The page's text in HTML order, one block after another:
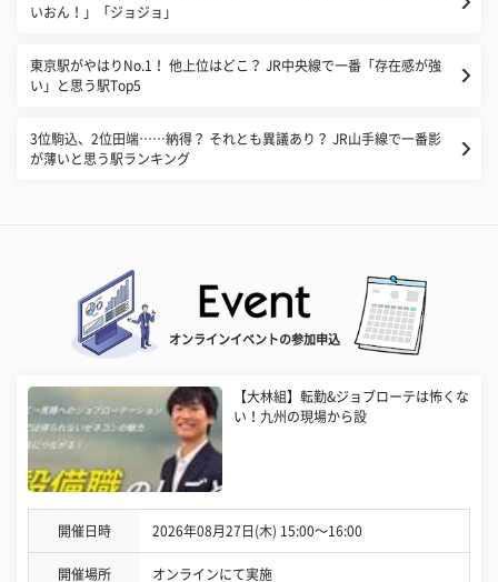
いおん！」「ジョジョ」
東京駅がやはりNo.1！ 他上位はどこ？ JR中央線で一番「存在感が強
い」と思う駅Top5
3位駒込、2位田端……納得？ それとも異議あり？ JR山手線で一番影
が薄いと思う駅ランキング
オンラインイベントの参加申込
【大林組】転勤&ジョブローテは怖くな
い！九州の現場から設
開催日時 2026年08月27日(木) 15:00〜16:00
開催場所 オンラインにて実施